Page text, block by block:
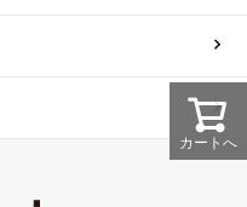
カートへ